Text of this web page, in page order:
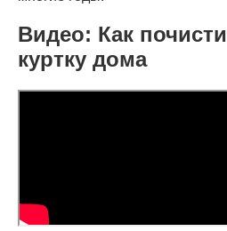
Видео: Как
куртку дома